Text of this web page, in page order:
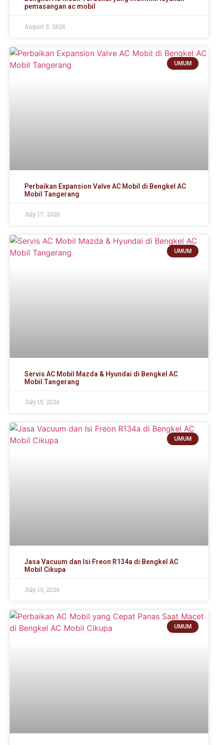
pemasangan ac mobil
August 5, 2026
UMUM
Perbaikan Expansion Valve AC Mobil di Bengkel AC
Mobil Tangerang
July 17, 2026
UMUM
Servis AC Mobil Mazda & Hyundai di Bengkel AC
Mobil Tangerang
July 15, 2026
UMUM
Jasa Vacuum dan Isi Freon R134a di Bengkel AC
Mobil Cikupa
July 13, 2026
UMUM